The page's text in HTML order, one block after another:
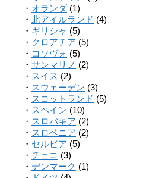
・ オランダ (1)
・ 北アイルランド (4)
・ ギリシャ (5)
・ クロアチア (5)
・ コソヴォ (5)
・ サンマリノ (2)
・ スイス (2)
・ スウェーデン (3)
・ スコットランド (5)
・ スペイン (10)
・ スロバキア (2)
・ スロベニア (2)
・ セルビア (5)
・ チェコ (3)
・ デンマーク (1)